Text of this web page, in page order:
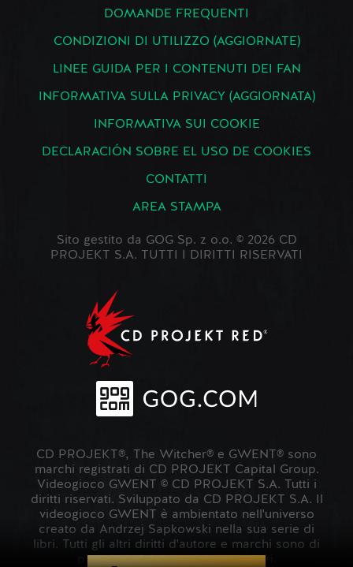
DOMANDE FREQUENTI
CONDIZIONI DI UTILIZZO (AGGIORNATE)
LINEE GUIDA PER I CONTENUTI DEI FAN
INFORMATIVA SULLA PRIVACY (AGGIORNATA)
INFORMATIVA SUI COOKIE
DECLARACIÓN SOBRE EL USO DE COOKIES
CONTATTI
AREA STAMPA
Sito gestito da GOG Sp. z o.o. © 2026 CD
PROJEKT S.A. TUTTI I DIRITTI RISERVATI
CD PROJEKT®, The Witcher® e GWENT® sono
marchi registrati di CD PROJEKT Capital Group.
Videogioco GWENT © CD PROJEKT S.A. Tutti i
diritti riservati. Sviluppato da CD PROJEKT S.A. Il
videogioco GWENT è ambientato nell'universo
creato da Andrzej Sapkowski nella sua serie di
libri. Tutti gli altri diritti d'autore e marchi sono di
proprietà dei rispettivi proprietari.